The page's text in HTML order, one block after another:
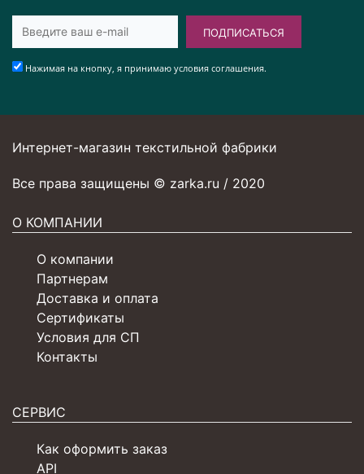
ПОДПИСАТЬСЯ
Нажимая на кнопку, я принимаю условия соглашения.
Интернет-магазин текстильной фабрики
Все права защищены © zarka.ru / 2020
О КОМПАНИИ
О компании
Партнерам
Доставка и оплата
Сертификаты
Условия для СП
Контакты
СЕРВИС
Как оформить заказ
API